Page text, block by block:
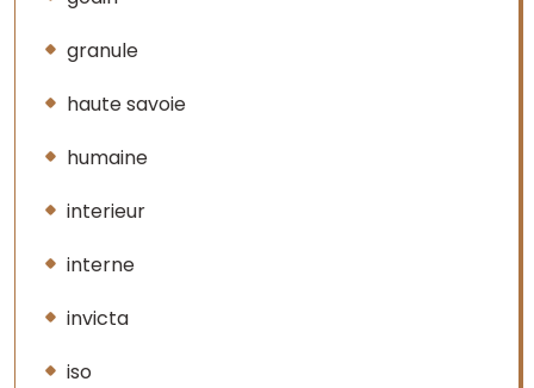
granule
haute savoie
humaine
interieur
interne
invicta
iso